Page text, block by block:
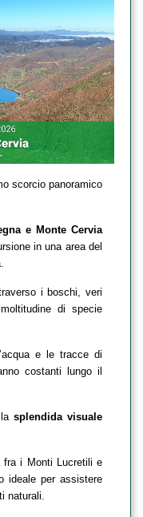
scorcio panoramico
e Monte Cervia
in una area del
i boschi, veri
di specie
e le tracce di
costanti lungo il
splendida visuale
fra i Monti Lucretili e
ideale per assistere
naturali.